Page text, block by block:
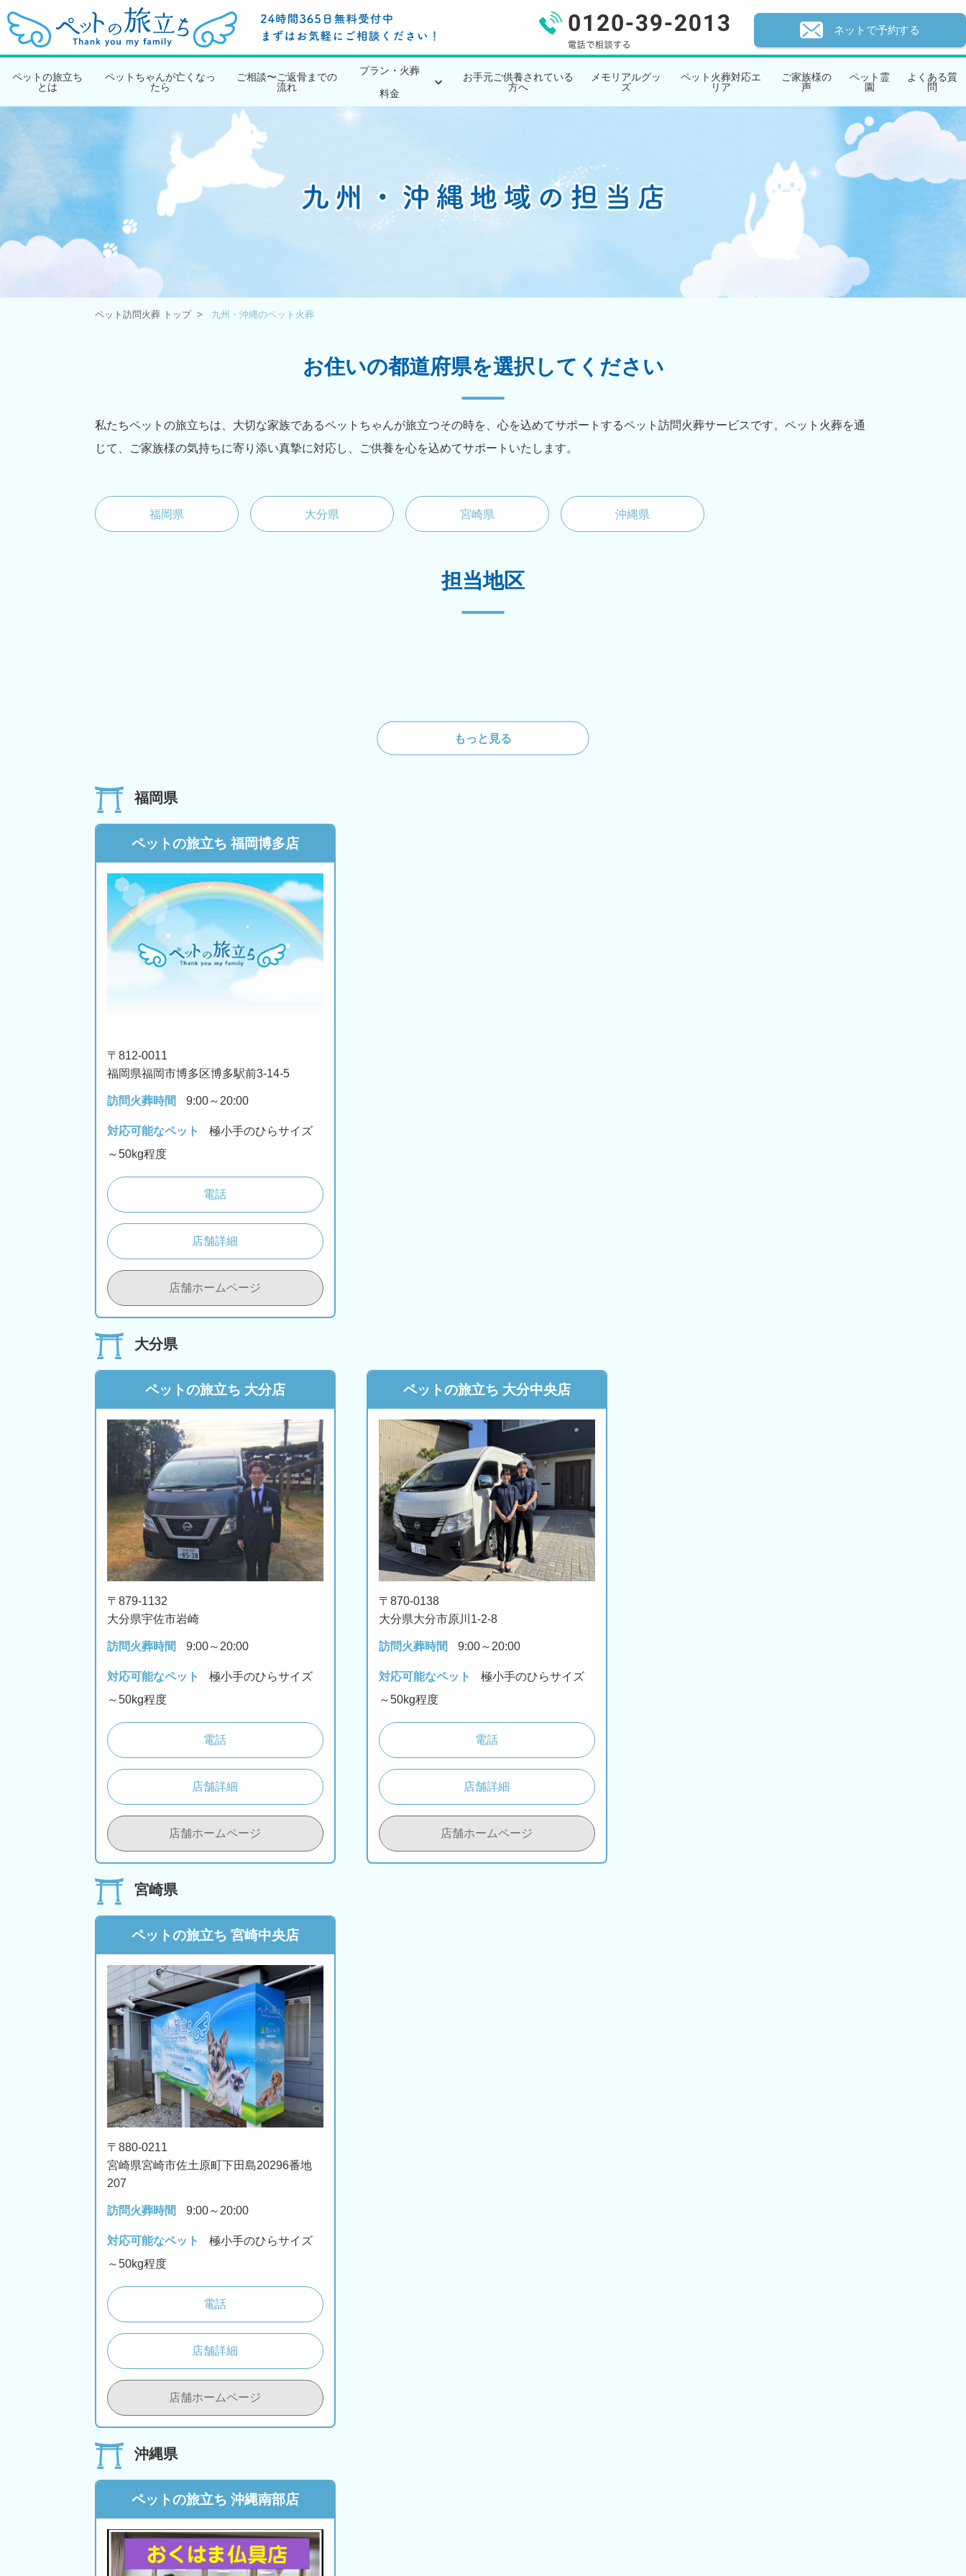
ネットで予約する
ペットの旅立ち
とは
ペットちゃんが亡くなっ
たら
ご相談〜ご返骨までの
流れ
プラン・火葬
料金
お手元ご供養されている
方へ
メモリアルグッ
ズ
ペット火葬対応エ
リア
ご家族様の
声
ペット霊
園
よくある質
問
ペット訪問火葬 トップ 九州・沖縄のペット火葬
お住いの都道府県を選択してください
私たちペットの旅立ちは、大切な家族であるペットちゃんが旅立つその時を、心を込めてサポートするペット訪問火葬サービスです。ペット火葬を通
じて、ご家族様の気持ちに寄り添い真摯に対応し、ご供養を心を込めてサポートいたします。
福岡県 大分県 宮崎県 沖縄県
担当地区
もっと見る
福岡県
ペットの旅立ち 福岡博多店
〒812-0011
福岡県福岡市博多区博多駅前3-14-5
訪問火葬時間 9:00～20:00
対応可能なペット
極小手のひらサイズ
～50kg程度
電話
店舗詳細
店舗ホームページ
大分県
ペットの旅立ち 大分店
〒879-1132
大分県宇佐市岩崎
訪問火葬時間 9:00～20:00
対応可能なペット
極小手のひらサイズ
～50kg程度
電話
店舗詳細
店舗ホームページ
ペットの旅立ち 大分中央店
〒870-0138
大分県大分市原川1-2-8
訪問火葬時間 9:00～20:00
対応可能なペット
極小手のひらサイズ
～50kg程度
電話
店舗詳細
店舗ホームページ
宮崎県
ペットの旅立ち 宮崎中央店
〒880-0211
宮崎県宮崎市佐土原町下田島20296番地
207
訪問火葬時間 9:00～20:00
対応可能なペット
極小手のひらサイズ
～50kg程度
電話
店舗詳細
店舗ホームページ
沖縄県
ペットの旅立ち 沖縄南部店